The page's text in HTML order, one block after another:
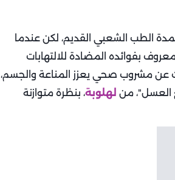
الطب الشعبي القديم، لكن عندما
بفوائده المضادة للالتهابات
عن مشروب صحي يعزز المناعة والجسم،
العسل"، من لهلوبة، بنظرة متوازنة